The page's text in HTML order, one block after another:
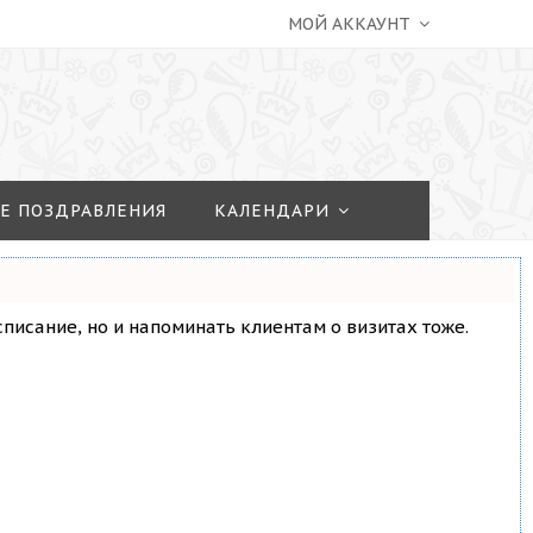
МОЙ АККАУНТ
ПОЗДРАВЛЕНИЯ КАЛЕНДАРИ
но и напоминать клиентам о визитах тоже.